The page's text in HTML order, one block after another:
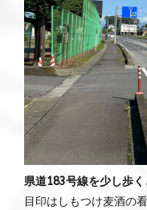
県道183号線を少し歩
目印はしもつけ麦酒の看